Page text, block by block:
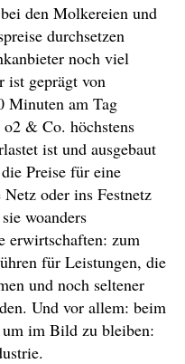
den Molkereien und
durchsetzen
noch viel
ist geprägt von
Minuten am Tag
& Co. höchstens
ist und ausgebaut
Preise für eine
oder ins Festnetz
woanders
erwirtschaften: zum
für Leistungen, die
und noch seltener
Und vor allem: beim
im Bild zu bleiben: